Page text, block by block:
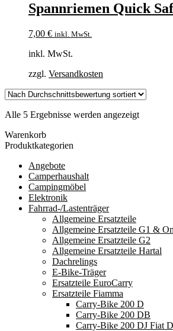
Spannriemen Quick
7,00 € inkl. MwSt.
inkl. MwSt.
zzgl. Versandkosten
Alle 5 Ergebnisse werden angezeigtNach
Warenkorb
Produktkategorien
Angebote
Camperhaushalt
Campingmöbel
Elektronik
Fahrrad-/Lastenträger
Allgemeine Ersatzteile
Allgemeine Ersatzteile G1 &
Allgemeine Ersatzteile G2
Allgemeine Ersatzteile Hartal
Dachrelings
E-Bike-Träger
Ersatzteile EuroCarry
Ersatzteile Fiamma
Carry-Bike 200 D
Carry-Bike 200 DB
Carry-Bike 200 DJ Fiat